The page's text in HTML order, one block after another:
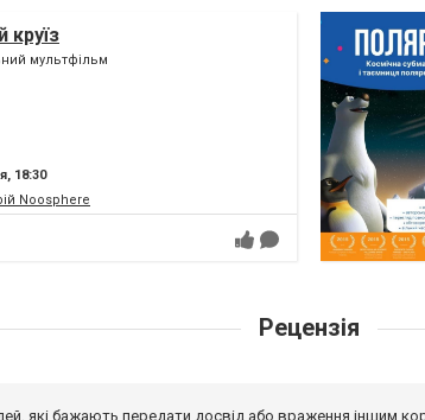
круїз
мультфільм
18:30
Noosphere
Рецензія
які бажають передати досвід або враження іншим